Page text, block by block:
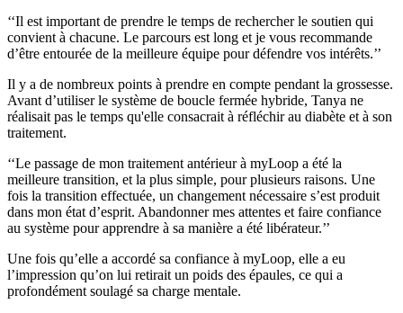
‘‘Il est important de prendre le temps de rechercher le soutien qui
convient à chacune. Le parcours est long et je vous recommande
d’être entourée de la meilleure équipe pour défendre vos intérêts.’’
Il y a de nombreux points à prendre en compte pendant la grossesse.
Avant d’utiliser le système de boucle fermée hybride, Tanya ne
réalisait pas le temps qu'elle consacrait à réfléchir au diabète et à son
traitement.
‘‘Le passage de mon traitement antérieur à myLoop a été la
meilleure transition, et la plus simple, pour plusieurs raisons. Une
fois la transition effectuée, un changement nécessaire s’est produit
dans mon état d’esprit. Abandonner mes attentes et faire confiance
au système pour apprendre à sa manière a été libérateur.’’
Une fois qu’elle a accordé sa confiance à myLoop, elle a eu
l’impression qu’on lui retirait un poids des épaules, ce qui a
profondément soulagé sa charge mentale.